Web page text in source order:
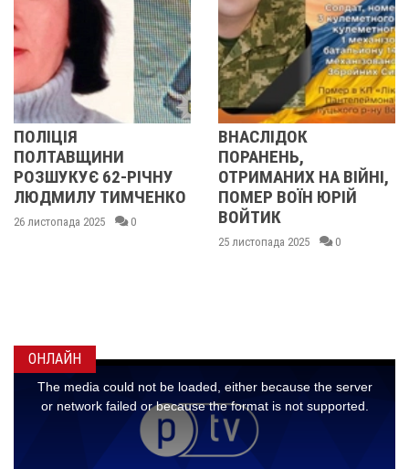
РІЧНУ
0
ПОРАНЕНЬ,
ОТРИМАНИХ НА ВІЙНІ,
ПОМЕР ВОЇН ЮРІЙ
ВОЙТИК
0
ОЛЕГОМ
ОНЛАЙН